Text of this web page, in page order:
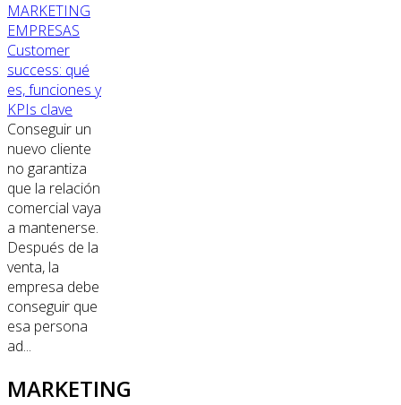
MARKETING
EMPRESAS
Customer
success: qué
es, funciones y
KPIs clave
Conseguir un
nuevo cliente
no garantiza
que la relación
comercial vaya
a mantenerse.
Después de la
venta, la
empresa debe
conseguir que
esa persona
ad...
MARKETING